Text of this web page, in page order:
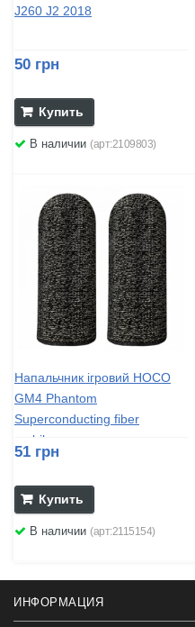
J260 J2 2018
50 грн
Купить
В наличии (арт:2109803)
Напальчник ігровий HOCO
GM4 Phantom
Superconducting fiber
mobile...
51 грн
Купить
В наличии (арт:2115154)
ИНФОРМАЦИЯ